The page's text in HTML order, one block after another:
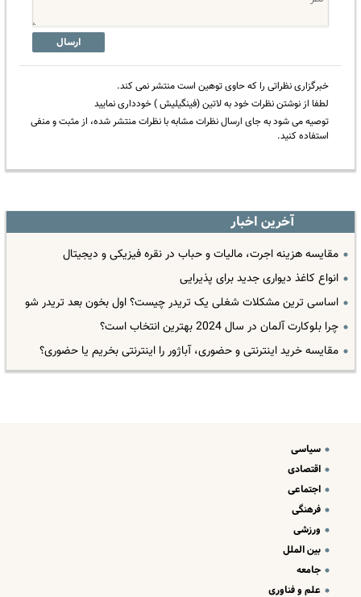
ارسال
خبرگزاری نظراتی را که حاوی توهین است منتشر نمی کند.
لطفا از نوشتن نظرات خود به لاتین (فینگیلیش ) خودداری نمایید
توصیه می شود به جای ارسال نظرات مشابه با نظرات منتشر شده، از مثبت و منفی
استفاده کنید.
آخرین اخبار
مقایسه هزینه اجرت، مالیات و حباب در نقره فیزیکی و دیجیتال
انواع کاغذ دیواری جدید برای پذیرایی
اساسی ترین مشکلات شغلی یک تریدر چیست؟ اول بخون بعد تریدر شو
چرا بلوکارت آلمان در سال 2024 بهترین انتخاب است؟
مقایسه خرید اینترنتی و حضوری، آباژور را اینترنتی بخریم یا حضوری؟
سیاسی
اقتصادی
اجتماعی
فرهنگی
ورزشی
بین الملل
جامعه
علم و فناوری